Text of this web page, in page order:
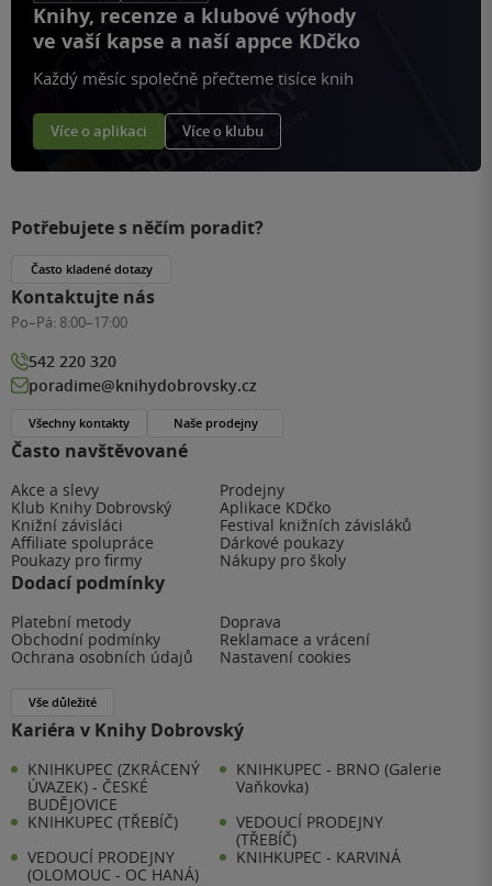
Knihy, recenze a klubové výhody
ve vaší kapse a naší appce KDčko
Každý měsíc společně přečteme tisíce knih
Více o aplikaci Více o klubu
Často navštěvované
Akce a slevy
Prodejny
Klub Knihy Dobrovský
Aplikace KDčko
Knižní závisláci
Festival knižních závisláků
Affiliate spolupráce
Dárkové poukazy
Poukazy pro firmy
Nákupy pro školy
Dodací podmínky
Platební metody
Doprava
Obchodní podmínky
Reklamace a vrácení
Ochrana osobních údajů
Nastavení cookies
Vše důležité
Kariéra v Knihy Dobrovský
KNIHKUPEC (ZKRÁCENÝ
ÚVAZEK) - ČESKÉ
BUDĚJOVICE
KNIHKUPEC - BRNO (Galerie
Vaňkovka)
KNIHKUPEC (TŘEBÍČ)
VEDOUCÍ PRODEJNY
(TŘEBÍČ)
VEDOUCÍ PRODEJNY
(OLOMOUC - OC HANÁ)
KNIHKUPEC - KARVINÁ
Potřebujete s něčím poradit?
Často kladené dotazy
Kontaktujte nás
Po–Pá: 8:00–17:00
542 220 320
poradime@knihydobrovsky.cz
Všechny kontakty Naše prodejny